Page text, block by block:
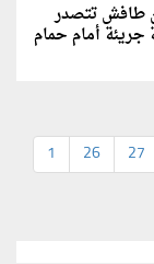
طافش تتصدر
جريئة أمام حمام
1 26 27